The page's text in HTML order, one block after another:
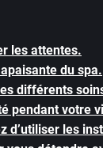
les attentes.
du spa.
différents
pendant votre
d’utiliser les